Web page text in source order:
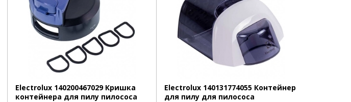
Electrolux 140200467029 Кришка
контейнера для пилу пилососа
Electrolux 140131774055 Контейнер
для пилу для пилососа